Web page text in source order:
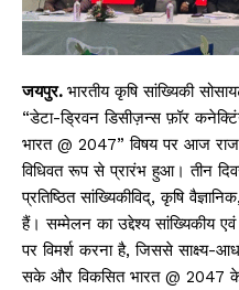
जयपुर. भारतीय कृषि सांख्यिकी
“डेटा-ड्रिवन डिसीज़न्स फ़ॉर
भारत @ 2047” विषय पर आज
विधिवत रूप से प्रारंभ हुआ। तीन
प्रतिष्ठित सांख्यिकीविद्, कृषि
हैं। सम्मेलन का उद्देश्य सांख्यिकीय
पर विमर्श करना है, जिससे साक्ष्य-
सके और विकसित भारत @ 2047 के